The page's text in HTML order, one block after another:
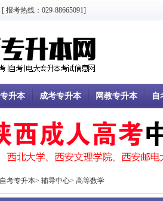
报考热线：029-88665091]
升本 成考专升本 网教专升本 自
自考专升本> 辅导中心> 高等数学